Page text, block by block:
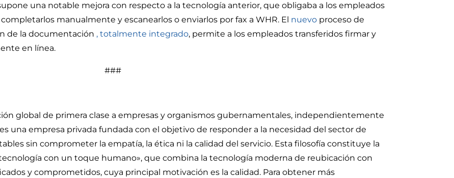
una notable mejora con respecto a la tecnología anterior, que obligaba a los empleados
manualmente y escanearlos o enviarlos por fax a WHR. El nuevo proceso de
de la documentación , totalmente integrado, permite a los empleados transferidos firmar y
en línea.
###
global de primera clase a empresas y organismos gubernamentales, independientemente
una empresa privada fundada con el objetivo de responder a la necesidad del sector de
sin comprometer la empatía, la ética ni la calidad del servicio. Esta filosofía constituye la
con un toque humano», que combina la tecnología moderna de reubicación con
y comprometidos, cuya principal motivación es la calidad. Para obtener más